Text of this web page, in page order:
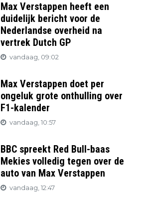
Max Verstappen heeft een
duidelijk bericht voor de
Nederlandse overheid na
vertrek Dutch GP
vandaag, 09:02
Max Verstappen doet per
ongeluk grote onthulling over
F1-kalender
vandaag, 10:57
BBC spreekt Red Bull-baas
Mekies volledig tegen over de
auto van Max Verstappen
vandaag, 12:47